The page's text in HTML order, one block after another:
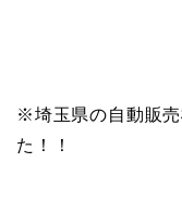
※埼玉県の自動販
た！！